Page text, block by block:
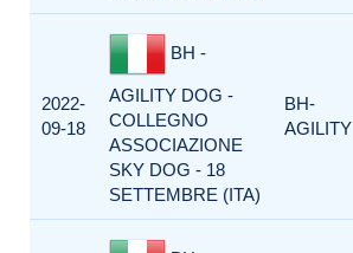
2022-
09-18
BH -
AGILITY DOG -
COLLEGNO
ASSOCIAZIONE
SKY DOG - 18
SETTEMBRE (ITA)
BH-
AGILITY